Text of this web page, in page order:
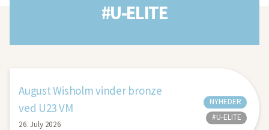
#U-ELITE
August Wisholm vinder bronze
ved U23 VM
26. July 2026
NYHEDER
#U-ELITE